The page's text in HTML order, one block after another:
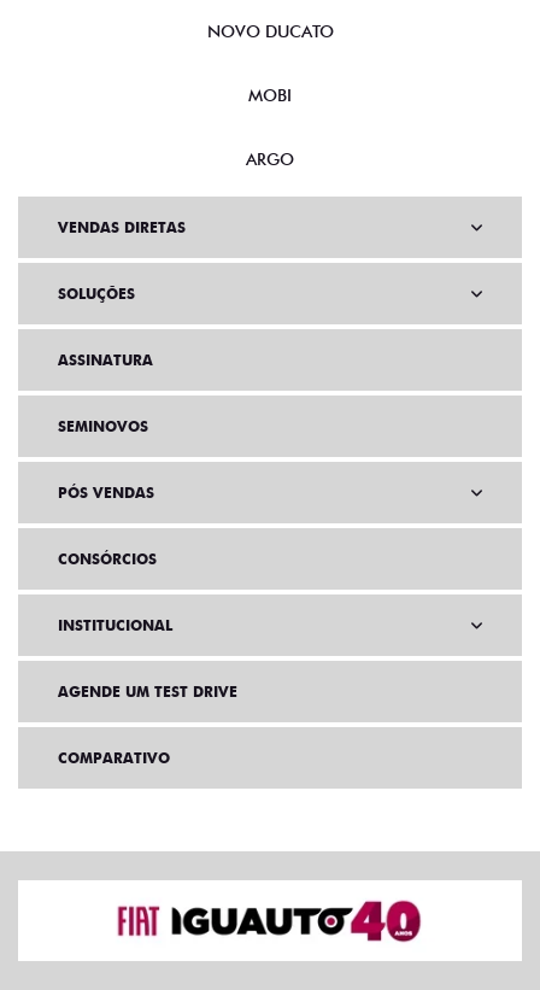
NOVO DUCATO
MOBI
ARGO
VENDAS DIRETAS
SOLUÇÕES
ASSINATURA
SEMINOVOS
PÓS VENDAS
CONSÓRCIOS
INSTITUCIONAL
AGENDE UM TEST DRIVE
COMPARATIVO